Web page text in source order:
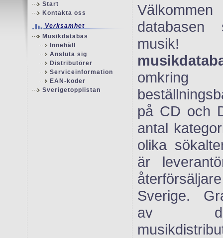
Start
Kontakta oss
Verksamhet
Musikdatabas
Innehåll
Ansluta sig
Distributörer
Serviceinformation
EAN-koder
Sverigetopplistan
på CD och
antal
olika
är
Sverige.
av de